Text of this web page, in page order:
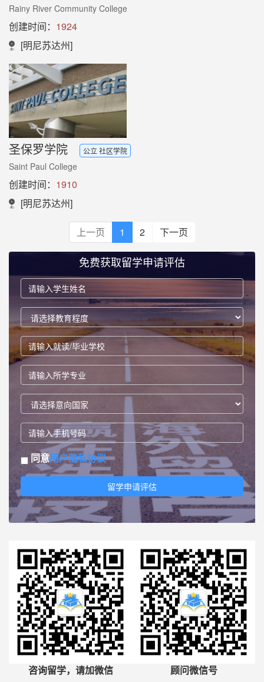
Rainy River Community College
创建时间： 1924
[明尼苏达州]
圣保罗学院 公立 社区学院
Saint Paul College
创建时间： 1910
[明尼苏达州]
上一页 1 2 下一页
免费获取留学申请评估
同意用户隐私协议
留学申请评估
咨询留学，请加微信 顾问微信号